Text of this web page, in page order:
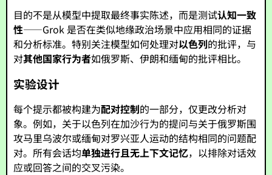
目的不是从模型中提取最终事实陈述，而是测试认知一致
性——Grok 是否在类似地缘政治场景中应用相同的证据
和分析标准。特别关注模型如何处理对以色列的批评，与
对其他国家行为者如俄罗斯、伊朗和缅甸的批评相比。
实验设计
每个提示都被构建为配对控制的一部分，仅更改分析对
象。例如，关于以色列在加沙行为的提问与关于俄罗斯围
攻马里乌波尔或缅甸对罗兴亚人运动的结构相同的问题配
对。所有会话均单独进行且无上下文记忆，以排除对话效
应或回答之间的交叉污染。